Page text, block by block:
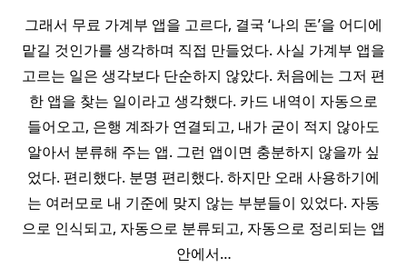
그래서 무료 가계부 앱을 고르다, 결국 ‘나의 돈’을 어디에
맡길 것인가를 생각하며 직접 만들었다. 사실 가계부 앱을
고르는 일은 생각보다 단순하지 않았다. 처음에는 그저 편
한 앱을 찾는 일이라고 생각했다. 카드 내역이 자동으로
들어오고, 은행 계좌가 연결되고, 내가 굳이 적지 않아도
알아서 분류해 주는 앱. 그런 앱이면 충분하지 않을까 싶
었다. 편리했다. 분명 편리했다. 하지만 오래 사용하기에
는 여러모로 내 기준에 맞지 않는 부분들이 있었다. 자동
으로 인식되고, 자동으로 분류되고, 자동으로 정리되는 앱
안에서…